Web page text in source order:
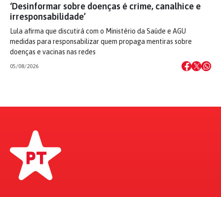
‘Desinformar sobre doenças é crime, canalhice e
irresponsabilidade’
Lula afirma que discutirá com o Ministério da Saúde e AGU
medidas para responsabilizar quem propaga mentiras sobre
doenças e vacinas nas redes
05/08/2026